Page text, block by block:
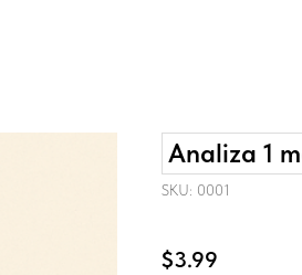
Analiza 1
SKU: 0001
$3.99